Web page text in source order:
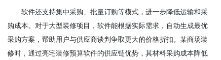
软件还支持集中采购、批量订购等模式，进一步降低运输和采
购成本。对于大型装修项目，软件能根据实际需求，自动生成最优
采购方案，帮助用户与供应商谈判争取更大的价格折扣。某商场装
修时，通过亮宅装修预算软件的供应链优势，其材料采购成本降低